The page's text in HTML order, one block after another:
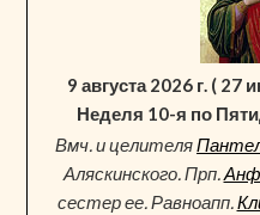
9 августа 2026 г. ( 27
Неделя 10-я по
Вмч. и целителя
Аляскинского. Прп.
сестер ее. Равноапп.